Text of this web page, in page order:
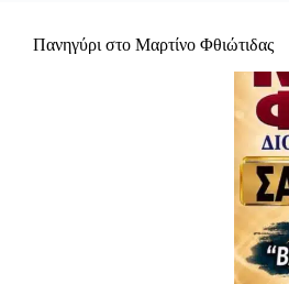
Πανηγύρι στο Μαρτίνο Φθιώτιδας